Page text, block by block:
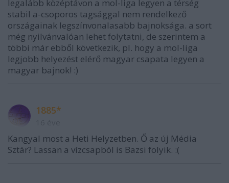
legalább középtávon a mol-liga legyen a térség
stabil a-csoporos tagsággal nem rendelkező
országainak legszínvonalasabb bajnoksága. a sort
még nyilvánvalóan lehet folytatni, de szerintem a
többi már ebből következik, pl. hogy a mol-liga
legjobb helyezést elérő magyar csapata legyen a
magyar bajnok! :)
1885*
Kangyal most a Heti Helyzetben. Ő az új Média
Sztár? Lassan a vízcsapból is Bazsi folyik. :(